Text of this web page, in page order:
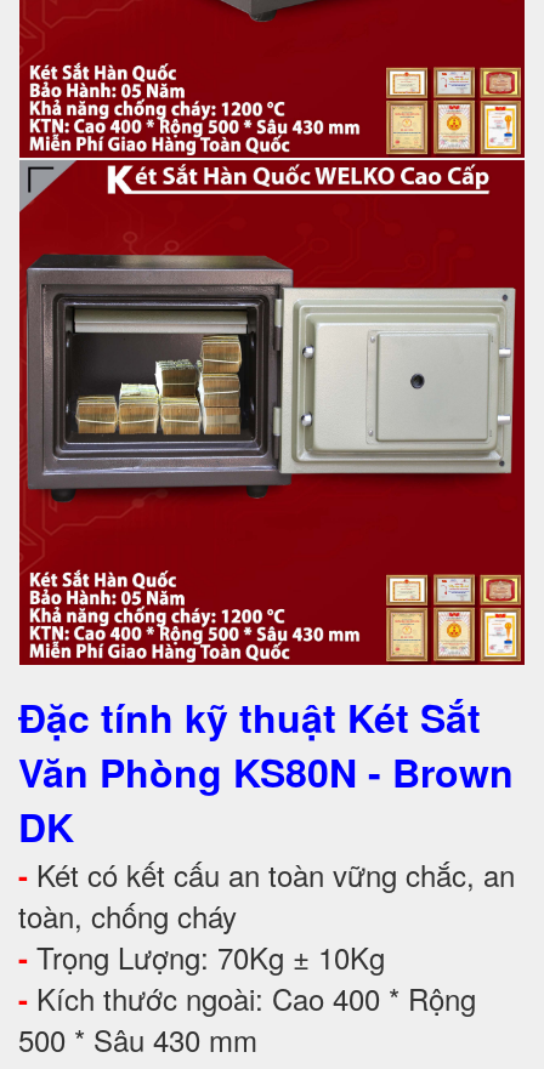
Đặc tính kỹ thuật Két Sắt
Văn Phòng KS80N - Brown
DK
- Két có kết cấu an toàn vững chắc, an
toàn, chống cháy
- Trọng Lượng: 70Kg ± 10Kg
- Kích thước ngoài: Cao 400 * Rộng
500 * Sâu 430 mm